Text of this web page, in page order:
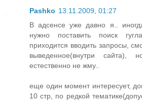
Pashko 13.11.2009, 01:27
В адсенсе уже давно я..
нужно поставить поиск
приходится вводить запросы,
выведенное(внутри
естественно не жму..
еще один момент интересует,
10 стр, по редкой